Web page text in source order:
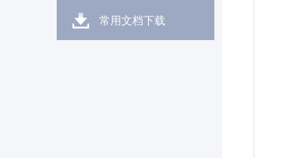
常用文档下载